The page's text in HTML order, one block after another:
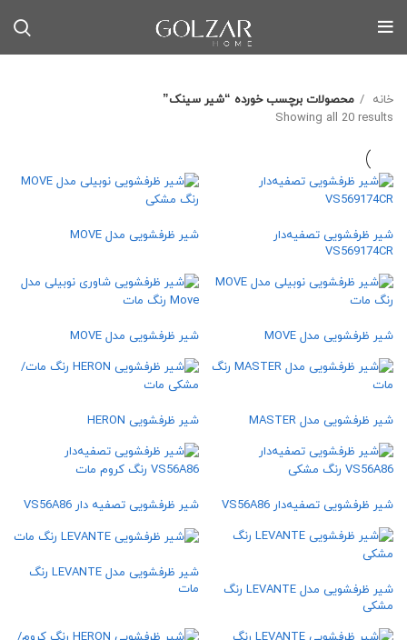
خانه
محصولات برچسب خورده “شیر سینک”
Showing all 20 results
شیر ظرفشویی تصفیه‌دار
VS569174CR
شیر ظرفشویی مدل MOVE
شیر ظرفشویی مدل MOVE شیر ظرفشویی مدل MOVE
شیر ظرفشویی مدل MASTER شیر ظرفشویی HERON
شیر ظرفشویی تصفیه‌دار VS56A86 شیر ظرفشویی تصفیه‌ دار VS56A86
شیر ظرفشویی مدل LEVANTE رنگ
مشکی
شیر ظرفشویی مدل LEVANTE رنگ
مات